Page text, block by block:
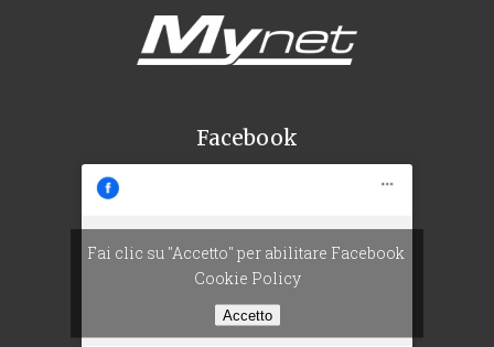
Facebook
Fai clic su "Accetto" per abilitare Facebook
Cookie Policy
Accetto